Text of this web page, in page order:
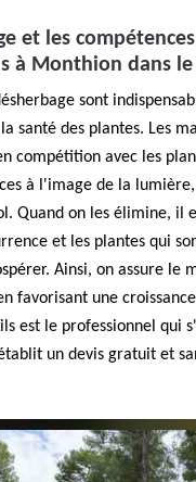
et les
à Monthion dans le
sont
santé des plantes. Les
compétition avec les
à l'image de la
Quand on les élimine, il
et les plantes qui
Ainsi, on assure le
favorisant une
est le professionnel qui
un devis gratuit et